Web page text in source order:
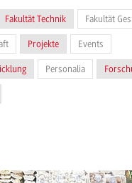
Fakultät Technik Fakultät
Projekte Events
Personalia